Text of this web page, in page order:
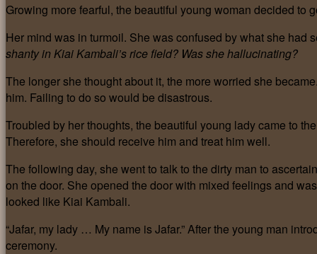
Growing more fearful, the beautiful young woman decided to
Her mind was in turmoil. She was confused by what she had
shanty in Kiai Kambali’s rice field? Was she hallucinating?
The longer she thought about it, the more worried she
him. Failing to do so would be disastrous.
Troubled by her thoughts, the beautiful young lady came to
Therefore, she should receive him and treat him well.
The following day, she went to talk to the dirty man to
on the door. She opened the door with mixed feelings and
looked like Kiai Kambali.
“Jafar, my lady … My name is Jafar.” After the young man
ceremony.